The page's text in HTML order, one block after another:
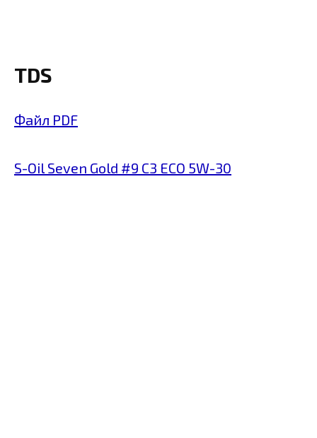
TDS
Файл PDF
S-Oil Seven Gold #9 C3 ECO 5W-30